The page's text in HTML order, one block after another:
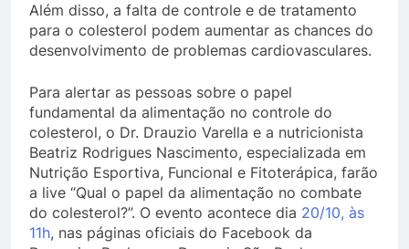
Além disso, a falta de controle e de tratamento
para o colesterol podem aumentar as chances do
desenvolvimento de problemas cardiovasculares.
Para alertar as pessoas sobre o papel
fundamental da alimentação no controle do
colesterol, o Dr. Drauzio Varella e a nutricionista
Beatriz Rodrigues Nascimento, especializada em
Nutrição Esportiva, Funcional e Fitoterápica, farão
a live “Qual o papel da alimentação no combate
do colesterol?”. O evento acontece dia 20/10, às
11h, nas páginas oficiais do Facebook da